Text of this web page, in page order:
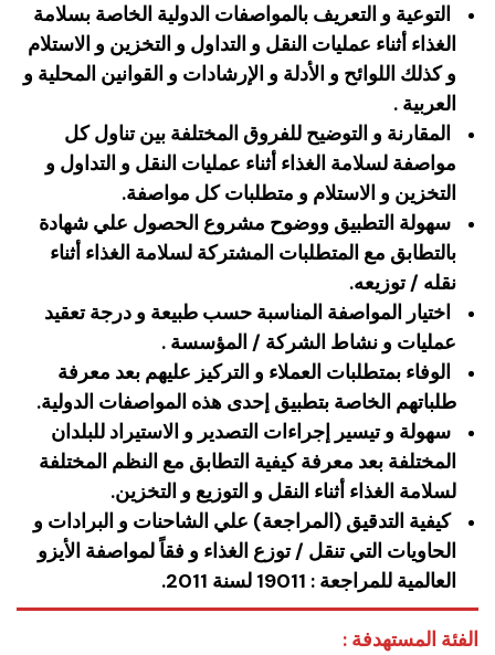
التوعية و التعريف بالمواصفات الدولية الخاصة بسلامة
الغذاء أثناء عمليات النقل و التداول و التخزين و الاستلام
و كذلك اللوائح و الأدلة و الإرشادات و القوانين المحلية و
العربية .
المقارنة و التوضيح للفروق المختلفة بين تناول كل
مواصفة لسلامة الغذاء أثناء عمليات النقل و التداول و
التخزين و الاستلام و متطلبات كل مواصفة.
سهولة التطبيق ووضوح مشروع الحصول علي شهادة
بالتطابق مع المتطلبات المشتركة لسلامة الغذاء أثناء
نقله / توزيعه.
اختيار المواصفة المناسبة حسب طبيعة و درجة تعقيد
عمليات و نشاط الشركة / المؤسسة .
الوفاء بمتطلبات العملاء و التركيز عليهم بعد معرفة
طلباتهم الخاصة بتطبيق إحدى هذه المواصفات الدولية.
سهولة و تيسير إجراءات التصدير و الاستيراد للبلدان
المختلفة بعد معرفة كيفية التطابق مع النظم المختلفة
لسلامة الغذاء أثناء النقل و التوزيع و التخزين.
كيفية التدقيق (المراجعة) علي الشاحنات و البرادات و
الحاويات التي تنقل / توزع الغذاء و فقاً لمواصفة الأيزو
العالمية للمراجعة : 19011 لسنة 2011.
الفئة المستهدفة :